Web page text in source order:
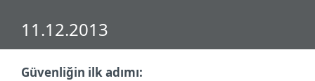
11.12.2013
Güvenliğin ilk adımı: